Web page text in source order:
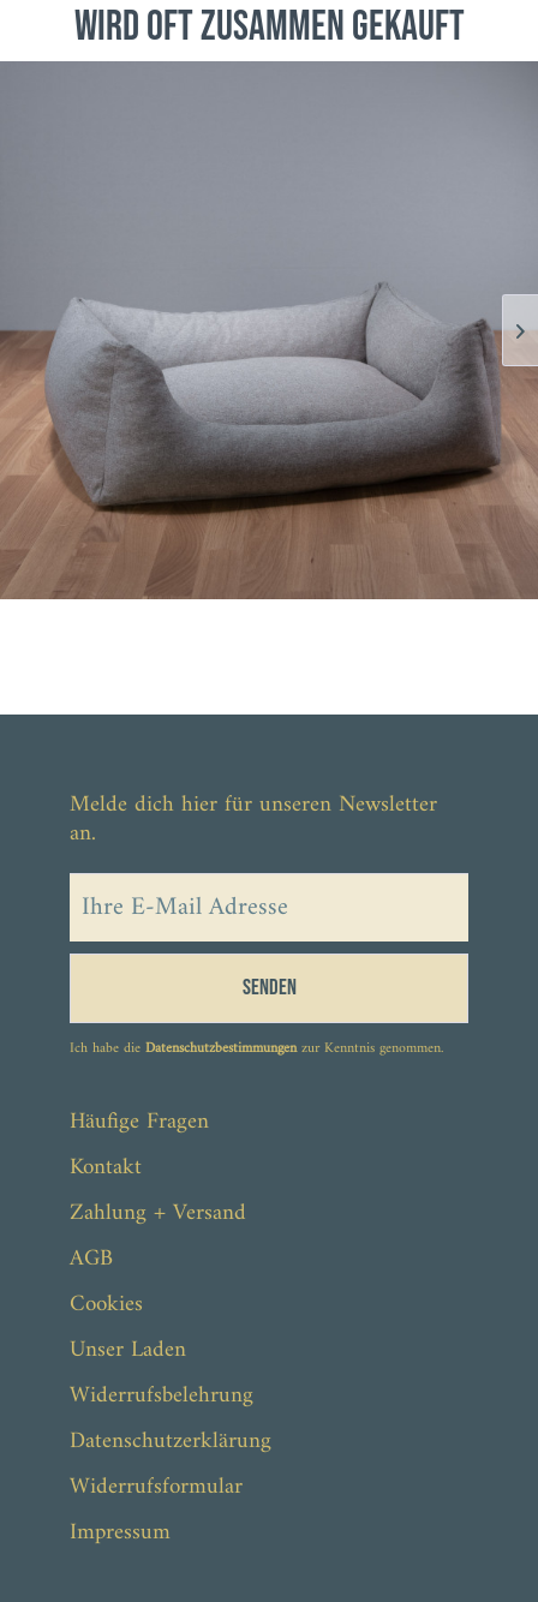
wird oft zusammen gekauft
ab 139,00 €
Melde dich hier für unseren Newsletter
an.
Senden
Ich habe dieDatenschutzbestimmungenzur Kenntnis genommen.
Häufige Fragen
Kontakt
Zahlung + Versand
AGB
Cookies
Unser Laden
Widerrufsbelehrung
Datenschutzerklärung
Widerrufsformular
Impressum